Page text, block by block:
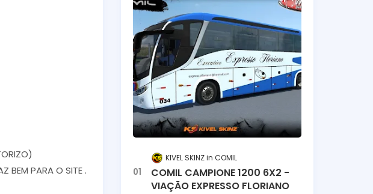
BEM PARA O SITE .
KIVEL SKINZ COMIL
COMIL CAMPIONE 1200 6X2 -
VIAÇÃO EXPRESSO FLORIANO